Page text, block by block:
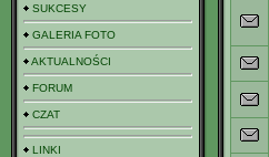
SUKCESY
GALERIA FOTO
AKTUALNOŚCI
FORUM
CZAT
LINKI